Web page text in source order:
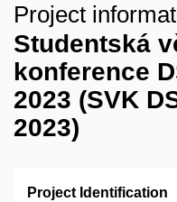
Project
Studentská
konference
2023 (SVK
2023)
Project Identification